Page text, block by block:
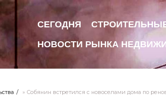
СЕГОДНЯ
НОВОСТИ РЫНКА
» Собянин встретился с новоселами дома по